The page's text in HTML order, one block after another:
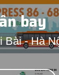
bay
Bài - Hà